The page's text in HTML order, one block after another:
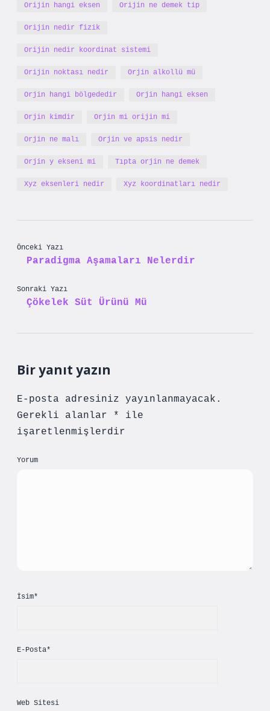
Orijin hangi eksen Orijin ne demek tip
Orijin nedir fizik
Orijin nedir koordinat sistemi
Orijin noktası nedir Orjin alkollü mü
Orjin hangi bölgededir Orjin hangi eksen
Orjin kimdir Orjin mi orijin mi
Orjin ne malı Orjin ve apsis nedir
Orjin y ekseni mi Tıpta orjin ne demek
Xyz eksenleri nedir Xyz koordinatları nedir
Önceki Yazı
Paradigma Aşamaları Nelerdir
Sonraki Yazı
Çökelek Süt Ürünü Mü
Bir yanıt yazın
E-posta adresiniz yayınlanmayacak.
Gerekli alanlar
*
ile
işaretlenmişlerdir
Yorum
İsim*
E-Posta*
Web Sitesi